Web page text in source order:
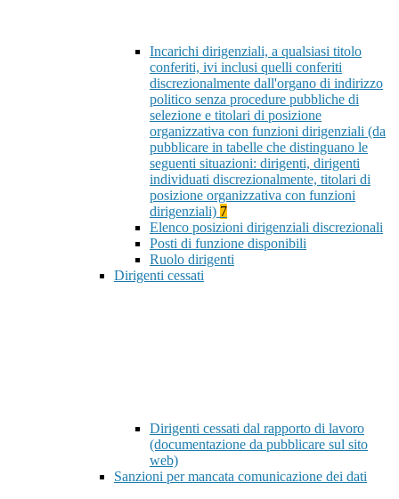
Incarichi dirigenziali, a qualsiasi titolo
conferiti, ivi inclusi quelli conferiti
discrezionalmente dall'organo di indirizzo
politico senza procedure pubbliche di
selezione e titolari di posizione
organizzativa con funzioni dirigenziali (da
pubblicare in tabelle che distinguano le
seguenti situazioni: dirigenti, dirigenti
individuati discrezionalmente, titolari di
posizione organizzativa con funzioni
dirigenziali) 7
Elenco posizioni dirigenziali discrezionali
Posti di funzione disponibili
Ruolo dirigenti
Dirigenti cessati
Dirigenti cessati dal rapporto di lavoro
(documentazione da pubblicare sul sito
web)
Sanzioni per mancata comunicazione dei dati